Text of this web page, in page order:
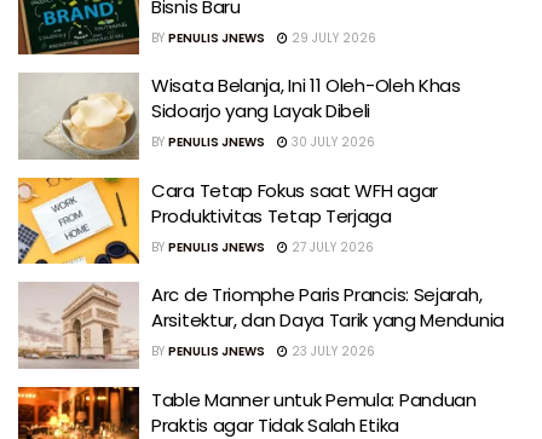
Bisnis Baru
BY PENULIS JNEWS 29 JULY 2026
Wisata Belanja, Ini 11 Oleh-Oleh Khas
Sidoarjo yang Layak Dibeli
BY PENULIS JNEWS 30 JULY 2026
Cara Tetap Fokus saat WFH agar
Produktivitas Tetap Terjaga
BY PENULIS JNEWS 27 JULY 2026
Arc de Triomphe Paris Prancis: Sejarah,
Arsitektur, dan Daya Tarik yang Mendunia
BY PENULIS JNEWS 23 JULY 2026
Table Manner untuk Pemula: Panduan
Praktis agar Tidak Salah Etika